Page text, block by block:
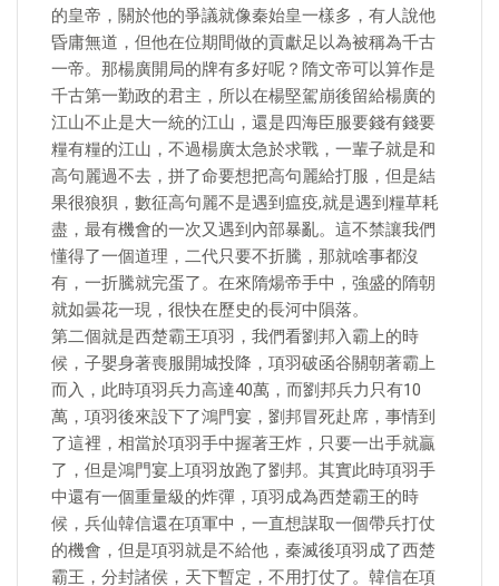
的皇帝，關於他的爭議就像秦始皇一樣多，有人說他
昏庸無道，但他在位期間做的貢獻足以為被稱為千古
一帝。那楊廣開局的牌有多好呢？隋文帝可以算作是
千古第一勤政的君主，所以在楊堅駕崩後留給楊廣的
江山不止是大一統的江山，還是四海臣服要錢有錢要
糧有糧的江山，不過楊廣太急於求戰，一輩子就是和
高句麗過不去，拼了命要想把高句麗給打服，但是結
果很狼狽，數征高句麗不是遇到瘟疫,就是遇到糧草耗
盡，最有機會的一次又遇到內部暴亂。這不禁讓我們
懂得了一個道理，二代只要不折騰，那就啥事都沒
有，一折騰就完蛋了。在來隋煬帝手中，強盛的隋朝
就如曇花一現，很快在歷史的長河中隕落。
第二個就是西楚霸王項羽，我們看劉邦入霸上的時
候，子嬰身著喪服開城投降，項羽破函谷關朝著霸上
而入，此時項羽兵力高達40萬，而劉邦兵力只有10
萬，項羽後來設下了鴻門宴，劉邦冒死赴席，事情到
了這裡，相當於項羽手中握著王炸，只要一出手就贏
了，但是鴻門宴上項羽放跑了劉邦。其實此時項羽手
中還有一個重量級的炸彈，項羽成為西楚霸王的時
候，兵仙韓信還在項軍中，一直想謀取一個帶兵打仗
的機會，但是項羽就是不給他，秦滅後項羽成了西楚
霸王，分封諸侯，天下暫定，不用打仗了。韓信在項